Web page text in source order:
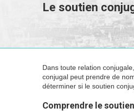
Le soutien
Dans toute relation
conjugal peut prendre de
déterminer si le soutien
Comprendre le